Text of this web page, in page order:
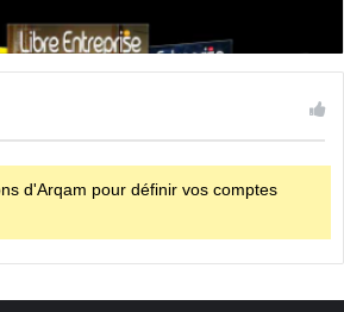
d'Arqam pour définir vos comptes